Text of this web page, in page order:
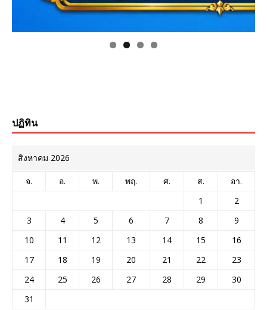
ปฏิทิน
สิงหาคม 2026
จ. อ. พ. พฤ. ศ. ส.
อา.
1
2
3
4 5 6 7 8
9
10
11 12 13 14 15
16
17
18 19 20 21 22
23
24
25 26 27 28 29
30
31